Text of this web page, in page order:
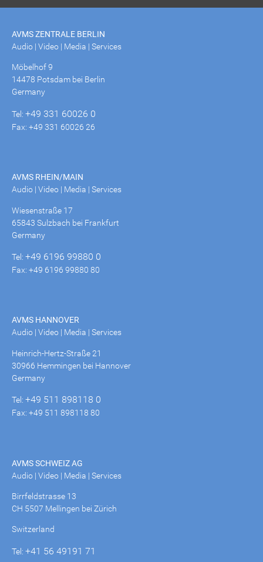
AVMS ZENTRALE BERLIN
Audio | Video | Media | Services
Möbelhof 9
14478 Potsdam bei Berlin
Germany
Tel: +49 331 60026 0
Fax: +49 331 60026 26
AVMS RHEIN/MAIN
Audio | Video | Media | Services
Wiesenstraße 17
65843 Sulzbach bei Frankfurt
Germany
Tel: +49 6196 99880 0
Fax: +49 6196 99880 80
AVMS HANNOVER
Audio | Video | Media | Services
Heinrich-Hertz-Straße 21
30966 Hemmingen bei Hannover
Germany
Tel: +49 511 898118 0
Fax: +49 511 898118 80
AVMS SCHWEIZ AG
Audio | Video | Media | Services
Birrfeldstrasse 13
CH 5507 Mellingen bei Zürich
Switzerland
Tel: +41 56 49191 71